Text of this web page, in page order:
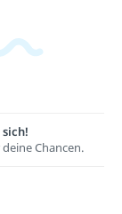
sich!
deine Chancen.